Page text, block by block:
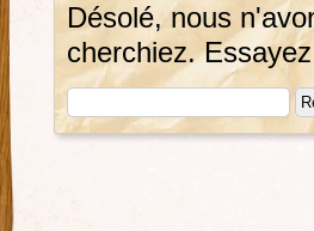
Désolé, nous
cherchiez.